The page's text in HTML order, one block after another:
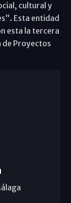
cultural y
Esta entidad
esta la tercera
de Proyectos